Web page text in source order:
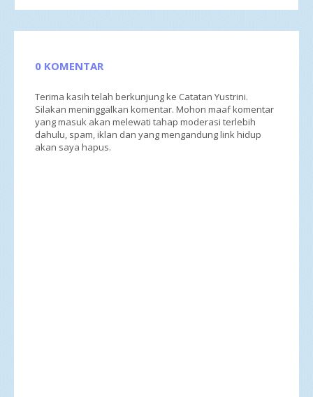
0 KOMENTAR
Terima kasih telah berkunjung ke Catatan Yustrini.
Silakan meninggalkan komentar. Mohon maaf komentar
yang masuk akan melewati tahap moderasi terlebih
dahulu, spam, iklan dan yang mengandung link hidup
akan saya hapus.